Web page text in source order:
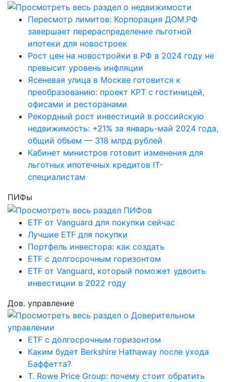
Пересмотр лимитов: Корпорация ДОМ.РФ
завершает перераспределение льготной
ипотеки для новостроек
Рост цен на новостройки в РФ в 2024 году не
превысит уровень инфляции
Ясеневая улица в Москве готовится к
преобразованию: проект КРТ с гостиницей,
офисами и ресторанами
Рекордный рост инвестиций в российскую
недвижимость: +21% за январь-май 2024 года,
общий объем — 318 млрд рублей
Кабинет министров готовит изменения для
льготных ипотечных кредитов IT-
специалистам
ПИФы
ETF от Vanguard для покупки сейчас
Лучшие ETF для покупки
Портфель инвестора: как создать
ETF с долгосрочным горизонтом
ETF от Vanguard, который поможет удвоить
инвестиции в 2022 году
Дов. управление
ETF с долгосрочным горизонтом
Каким будет Berkshire Hathaway после ухода
Баффетта?
T. Rowe Price Group: почему стоит обратить